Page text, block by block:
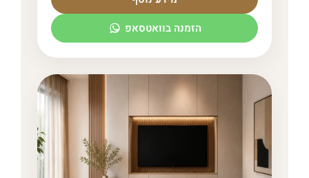
הזמנה בוואטסאפ